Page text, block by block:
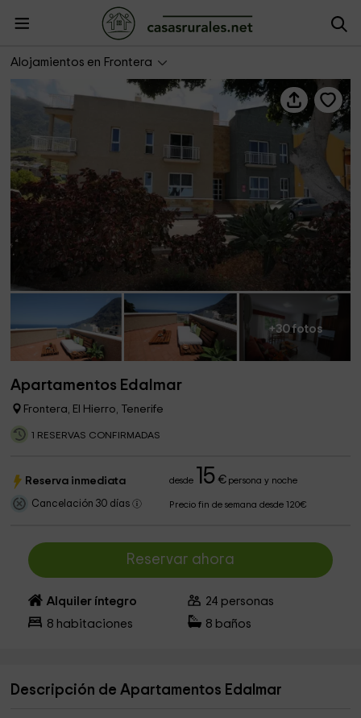
Alojamientos en Frontera
Apartamentos Edalmar
+30 fotos
Apartamentos Edalmar
Frontera, El Hierro, Tenerife
1 RESERVAS CONFIRMADAS
Reserva inmediata desde 15 €persona y noche
Cancelación 30 días Precio fin de semana desde 120€
Reservar ahora
Alquiler íntegro 24 personas
8 habitaciones 8 baños
Descripción de Apartamentos Edalmar